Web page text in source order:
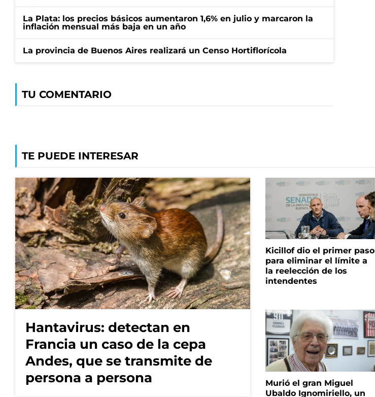
La Plata: los precios básicos aumentaron 1,6% en julio y marcaron la
inflación mensual más baja en un año
La provincia de Buenos Aires realizará un Censo Hortiflorícola
TU COMENTARIO
TE PUEDE INTERESAR
Hantavirus: detectan en
Francia un caso de la cepa
Andes, que se transmite de
persona a persona
Kicillof dio el primer paso
para eliminar el límite a
la reelección de los
intendentes
Murió el gran Miguel
Ubaldo Ignomiriello, un